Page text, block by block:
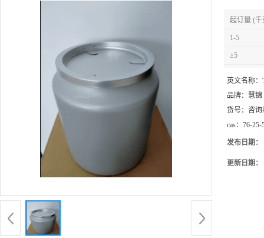
起订量 (千
1-5
≥5
英文名称：
品牌： 慧锦
货号： 咨询
cas： 76-25-
发布日期：
更新日期：